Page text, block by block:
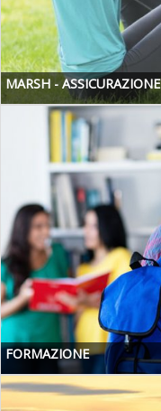
MARSH - ASSICURAZIONE
FORMAZIONE